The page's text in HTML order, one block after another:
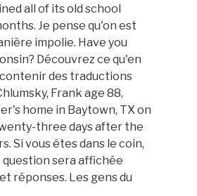
all of its old school
Je pense qu'on est
impolie. Have you
Découvrez ce qu'en
des traductions
Frank age 88,
home in Baytown, TX on
three days after the
Si vous êtes dans le coin,
question sera affichée
réponses. Les gens du